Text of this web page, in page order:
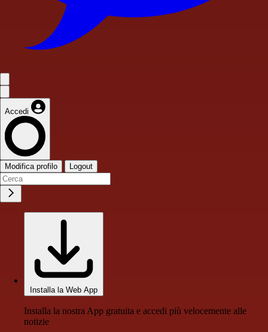
Accedi
Modifica profilo Logout
Installa la Web App
Installa la nostra App gratuita e accedi più velocemente alle
notizie